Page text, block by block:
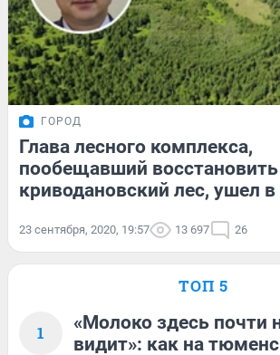
ГОРОД
Глава лесного комплекса,
пообещавший восстановить
криводановский лес, ушел в
23 сентября, 2020, 19:57 13 697 26
ТОП 5
1
«Молоко здесь почти
видит»: как на